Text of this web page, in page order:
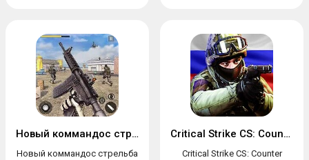
Новый коммандос стрельба 2020
Новый коммандос стрельба
Critical Strike CS: Counter Terrorist
Critical Strike CS: Counter